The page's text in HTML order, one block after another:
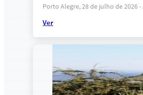
Porto Alegre, 28 de julho de 2026
Ver